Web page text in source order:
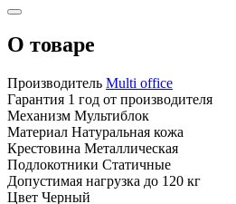
О товаре
Производитель Multi office
Гарантия 1 год от производителя
Механизм Мультиблок
Материал Натуральная кожа
Крестовина Металлическая
Подлокотники Статичные
Допустимая нагрузка до 120 кг
Цвет Черный